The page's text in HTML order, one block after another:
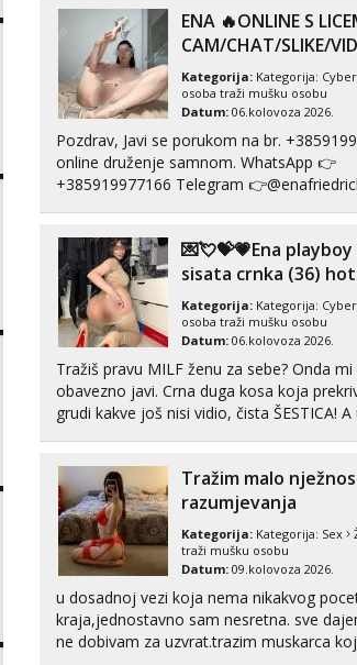
tel:0,93€ - mob:1,12€ min
Obavijesti me kada se
Margareta
Razgovaram :)
Tel:
tel:0,93€ - mob:1,12€ min
Obavijesti me kada se
Tel: 064/677-677 - Kod: #106
tel:0,93€ - mob:1,12€ min
Vanesa
Tel:064/677-677- Kod: #74
tel:0,93€ - mob:1,12€ min
Martina
Čekam tvoj poziv!
Tel:
tel:0,93€ - mob:1,12€ min
Razgovaram :)
Tel:064/677-677- Kod: #123
vidjeti na videopozivu. 😉 S vama
ENA 🔥ONLINE S
CAM/CHAT/SLIKE/
Kategorija: Kategorija:
osoba traži mušku osobu
Datum: 06.kolovoza 2026.
Pozdrav, Javi se porukom na br. +385919977166 za
online druženje samnom. WhatsApp 👉
+385919977166 Telegram 👉@enafriedrichkis
štikle, samostojeće itd. Nudim svakakva
puš...
💌💘💝💗Ena
sisata crnka (36)
videa i c2c💗
Kategorija: Kategorija:
osoba traži mušku osobu
Datum: 06.kolovoza 2026.
Tražiš pravu MILF ženu za sebe? Onda mi
obavezno javi. Crna duga kosa koja
grudi kakve još nisi vidio, čista ŠESTICA! A
nisi vidio. Uvijek sam spremna za
Tražim malo
razumjevanja
Kategorija: Kategorija: Sex
traži mušku osobu
Datum: 09.kolovoza 2026.
u dosadnoj vezi koja nema nikakvog
kraja,jednostavno sam nesretna. sve
ne dobivam za uzvrat.trazim muskarca